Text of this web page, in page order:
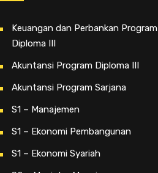
Keuangan dan Perbankan Program
Diploma III
Akuntansi Program Diploma III
Akuntansi Program Sarjana
S1 – Manajemen
S1 – Ekonomi Pembangunan
S1 – Ekonomi Syariah